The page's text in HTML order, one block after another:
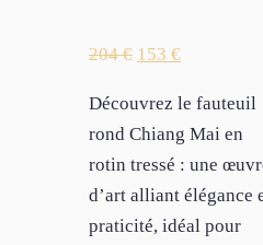
204€ 153 €
Découvrez le fauteuil
rond Chiang Mai en
rotin tressé : une
d’art alliant élégance
praticité, idéal pour